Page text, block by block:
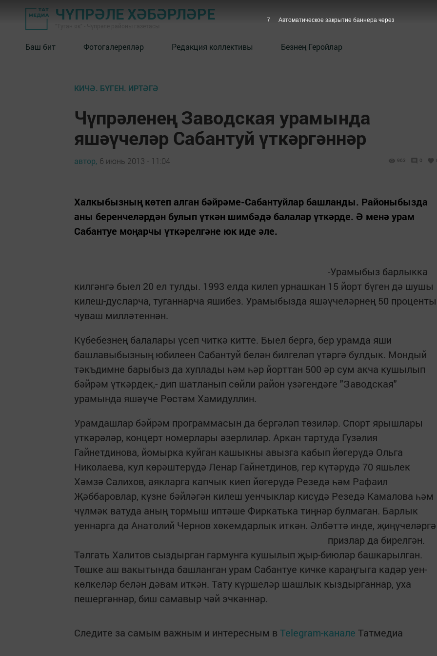
ЧҮПРӘЛЕ ХӘБӘРЛӘРЕ
Баш бит Фотогалереяләр Редакция коллективы Безнең Геройлар
КИЧӘ. БҮГЕН. ИРТӘГӘ
Чүпрәленең Заводская урамында
яшәүчеләр Сабантуй үткәргәннәр
автор, 6 июнь 2013 - 11:04 963 0
Халкыбызның көтеп алган бәйрәме-Сабантуйлар башланды. Районыбызда
аны беренчеләрдән булып үткән шимбәдә балалар үткәрде. Ә менә урам
Сабантуе моңарчы үткәрелгәне юк иде әле.
-Урамыбыз барлыкка
килгәнгә быел 20 ел тулды. 1993 елда килеп урнашкан 15 йорт бүген дә шушы
килеш-дусларча, туганнарча яшибез. Урамыбызда яшәүчеләрнең 50 проценты
чуваш милләтеннән.
Күбебезнең балалары үсеп читкә китте. Быел бергә, бер урамда яши
башлавыбызның юбилеен Сабантуй белән билгеләп үтәргә булдык. Мондый
тәкъдимне барыбыз да хуплады һәм һәр йорттан 500 әр сум акча кушылып
бәйрәм үткәрдек,- дип шатланып сөйли район үзәгендәге "Заводская"
урамында яшәүче Рөстәм Хамидуллин.
Урамдашлар бәйрәм программасын да бергәләп төзиләр. Спорт ярышлары
үткәрәләр, концерт номерлары әзерлиләр. Аркан тартуда Гүзәлия
Гайнетдинова, йомырка куйган кашыкны авызга кабып йөгерүдә Ольга
Николаева, кул көрәштерүдә Ленар Гайнетдинов, гер күтәрүдә 70 яшьлек
Хәмзә Салихов, аякларга капчык киеп йөгерүдә Резедә һәм Рафаил
Җәббаровлар, күзне бәйләгән килеш уенчыклар кисүдә Резедә Камалова һәм
чүлмәк ватуда аның тормыш иптәше Фиркатька тиңнәр булмаган. Барлык
уеннарга да Анатолий Чернов хөкемдарлык иткән. Әлбәттә инде, җиңүчеләргә
призлар да бирелгән.
Тәлгать Халитов сыздырган гармунга кушылып җыр-биюләр башкарылган.
Төшке аш вакытында башланган урам Сабантуе кичке караңгыга кадәр уен-
көлкеләр белән дәвам иткән. Тату күршеләр шашлык кыздырганнар, уха
пешергәннәр, биш самавыр чәй эчкәннәр.
Следите за самым важным и интересным в Telegram-канале Татмедиа
6 Автоматическое закрытие баннера через